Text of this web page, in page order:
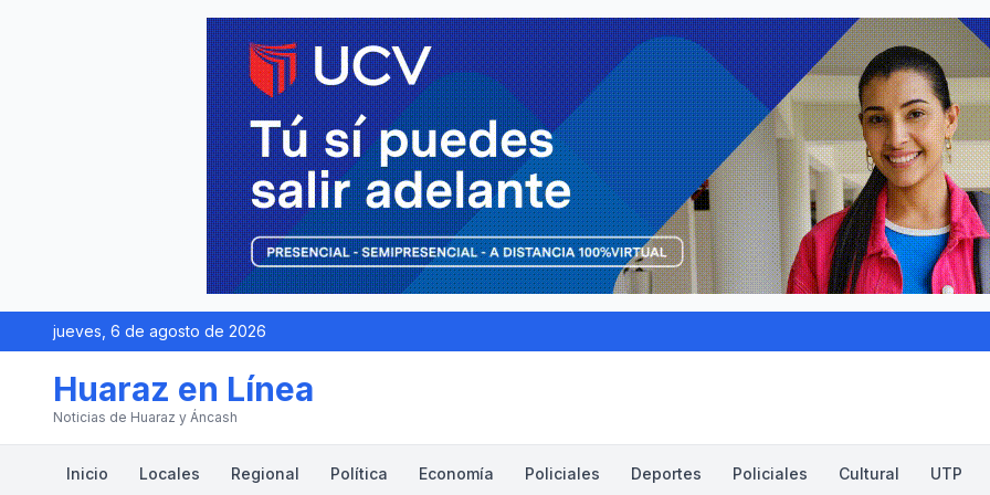
jueves, 6 de agosto de 2026
Huaraz en Línea
Noticias de Huaraz y Áncash
Inicio Locales Regional Política Economía Policiales Deportes Policiales Cultural UTP